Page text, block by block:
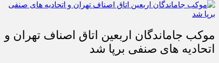
موکب جاماندگان اربعین اتاق اصناف تهران و
اتحادیه های صنفی برپا شد